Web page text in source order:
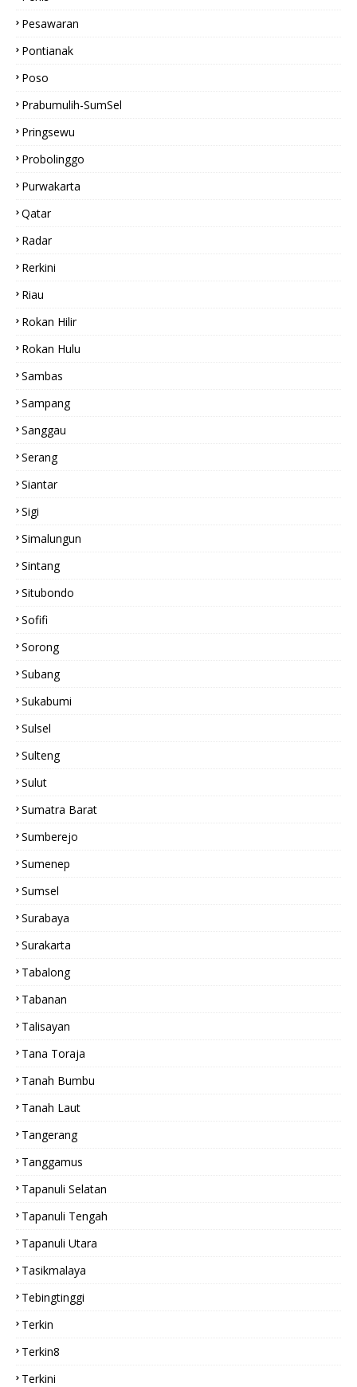
Pesawaran
Pontianak
Poso
Prabumulih-SumSel
Pringsewu
Probolinggo
Purwakarta
Qatar
Radar
Rerkini
Riau
Rokan Hilir
Rokan Hulu
Sambas
Sampang
Sanggau
Serang
Siantar
Sigi
Simalungun
Sintang
Situbondo
Sofifi
Sorong
Subang
Sukabumi
Sulsel
Sulteng
Sulut
Sumatra Barat
Sumberejo
Sumenep
Sumsel
Surabaya
Surakarta
Tabalong
Tabanan
Talisayan
Tana Toraja
Tanah Bumbu
Tanah Laut
Tangerang
Tanggamus
Tapanuli Selatan
Tapanuli Tengah
Tapanuli Utara
Tasikmalaya
Tebingtinggi
Terkin
Terkin8
Terkini